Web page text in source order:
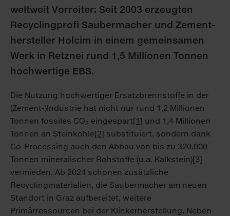
weltweit Vorreiter: Seit 2003 erzeugten
Recycling­profi Sauber­macher und Zement­
hersteller Holcim in einem gemeinsamen
Werk in Retznei rund 1,5 Millionen Tonnen
hochwertige EBS.
Die Nutzung hochwertiger Ersatzbrennstoffe in der
(Zement-)Industrie hat nicht nur rund 1,2 Millionen
Tonnen fossiles CO2 eingespart[1] und 1,4 Millionen
Tonnen an Steinkohle[2] substituiert, sondern dank
Co-Processing auch den Abbau von bis zu 320.000
Tonnen mineralischer Rohstoffe (u.a. Kalkstein)[3]
vermieden. Ab 2024 schonen zusätzliche
Recyclingmaterialien, die Saubermacher am neuen
Standort in Graz aufbereitet, weitere
Primärressourcen bei der Klinkerherstellung. Neben